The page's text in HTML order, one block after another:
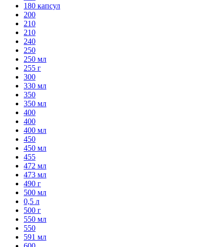
180 капсул
200
210
210
240
250
250 мл
255 г
300
330 мл
350
350 мл
400
400
400 мл
450
450 мл
455
472 мл
473 мл
490 г
500 мл
0,5 л
500 г
550 мл
550
591 мл